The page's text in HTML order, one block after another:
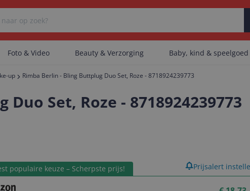
Er zijn geen artikelen gevonden.
Foto & Video Beauty & Verzorging Baby, kind & speelgoed
up Rimba Berlin - Bling Buttplug Duo Set, Roze - 8718924239773
Set, Roze - 8718924239773
populaire keuze – Scherpste prijs! Prijsalert